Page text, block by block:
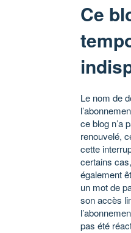
Ce
Le nom de
ce blog n’a
renouvelé,
cette
certains
également
un mot de
son accès
pas été